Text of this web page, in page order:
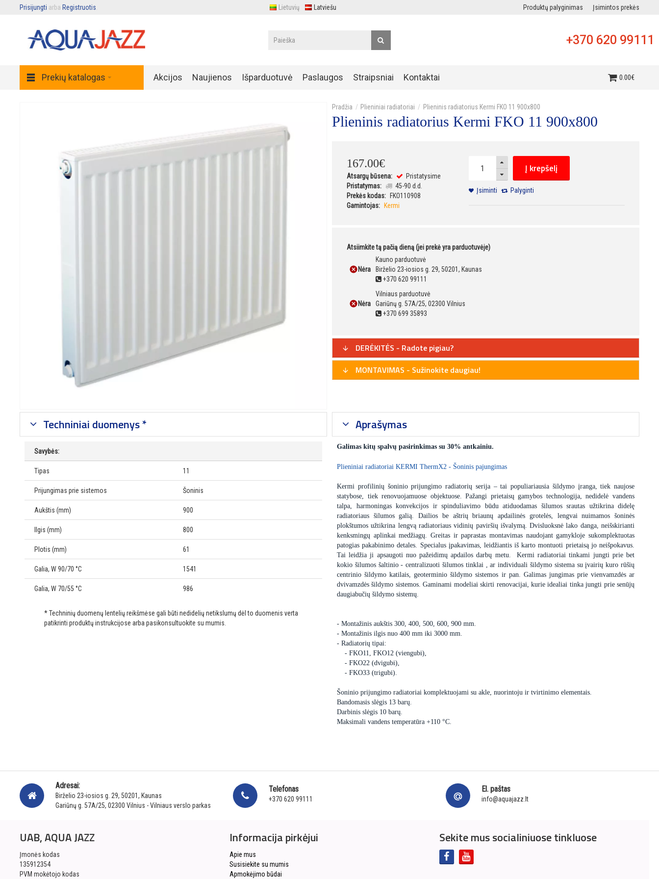
Prisijungti arba Registruotis Lietuvių Latviešu Produktų palyginimas Įsimintos prekės
+370 620 99111
Prekių katalogas Akcijos Naujienos Išparduotuvė Paslaugos Straipsniai Kontaktai 0.00€
Plieniniai radiatoriai Plieninis radiatorius Kermi FKO 11 900x800
Plieninis radiatorius Kermi FKO 11 900x800
167.00€
Atsargų būsena:
Pristatysime
Pristatymas:
45-90 d.d.
Prekės kodas:
FKO110908
Gamintojas:
Kermi
Į krepšelį
Įsiminti Palyginti
Atsiimkite tą pačią dieną (jei prekė yra parduotuvėje)
Nėra
Kauno parduotuvė
Birželio 23-iosios g. 29, 50201, Kaunas
+370 620 99111
Nėra
Vilniaus parduotuvė
Gariūnų g. 57A/25, 02300 Vilnius
+370 699 35893
DERĖKITĖS - Radote pigiau?
MONTAVIMAS - Sužinokite daugiau!
Techniniai duomenys *
Savybės:
Tipas 11
Prijungimas prie sistemos Šoninis
Aukštis (mm) 900
Ilgis (mm) 800
Plotis (mm) 61
Galia, W 90/70 °C 1541
Galia, W 70/55 °C 986
* Techninių duomenų lentelių reikšmėse gali būti nedidelių netikslumų dėl to duomenis verta
patikrinti produktų instrukcijose arba pasikonsultuokite su mumis.
Aprašymas
Galimas kitų spalvų pasirinkimas su 30% antkainiu.
Plieniniai radiatoriai KERMI ThermX2 - Šoninis pajungimas
Kermi profilinių šoninio prijungimo radiatorių serija – tai populiariausia šildymo įranga, tiek naujose
statybose, tiek renovuojamuose objektuose. Pažangi prietaisų gamybos technologija, nedidelė vandens
talpa, harmoningas konvekcijos ir spinduliavimo būdu atiduodamas šilumos srautas užtikrina didelę
radiatoriaus šilumos galią. Dailios be aštrių briaunų apdailinės grotelės, lengvai nuimamos šoninės
plokštumos užtikrina lengvą radiatoriaus vidinių paviršių išvalymą. Dvisluoksnė lako danga, neišskirianti
kenksmingų aplinkai medžiagų. Greitas ir paprastas montavimas naudojant gamykloje sukomplektuotas
patogias pakabinimo detales. Specialus įpakavimas, leidžiantis iš karto montuoti prietaisą jo neišpokavus.
Tai leidžia ji apsaugoti nuo pažeidimų apdailos darbų metu. Kermi radiatoriai tinkami jungti prie bet
kokio šilumos šaltinio - centralizuoti šilumos tinklai , ar individuali šildymo sistema su įvairių kuro rūšių
centrinio šildymo katilais, geoterminio šildymo sistemos ir pan. Galimas jungimas prie vienvamzdės ar
dvivamzdės šildymo sistemos. Gaminami modeliai skirti renovacijai, kurie idealiai tinka jungti prie senūjų
daugiabučių šildymo sistemų.
- Montažinis aukštis 300, 400, 500, 600, 900 mm.
- Montažinis ilgis nuo 400 mm iki 3000 mm.
- Radiatorių tipai:
- FKO11, FKO12 (viengubi),
- FKO22 (dvigubi),
- FKO33 (trigubi).
Šoninio prijungimo radiatoriai komplektuojami su akle, nuorintoju ir tvirtinimo elementais.
Bandomasis slėgis 13 barų.
Darbinis slėgis 10 barų.
Maksimali vandens temperatūra +110 °C.
Adresai:
Birželio 23-iosios g. 29, 50201, Kaunas
Gariūnų g. 57A/25, 02300 Vilnius - Vilniaus verslo parkas
Telefonas
+370 620 99111
El. paštas
info@aquajazz.lt
UAB, AQUA JAZZ
Įmonės kodas
135912354
PVM mokėtojo kodas
Informacija pirkėjui
Apie mus
Susisiekite su mumis
Apmokėjimo būdai
Sekite mus socialiniuose tinkluose